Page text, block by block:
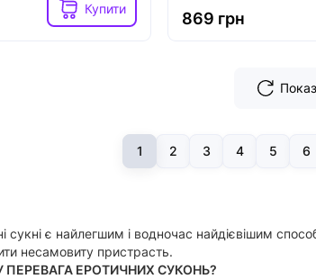
Купити
869 грн
1 2 3 4 5 6
сукні є найлегшим і водночас найдієвішим
несамовиту пристрасть.
ПЕРЕВАГА ЕРОТИЧНИХ СУКОНЬ?